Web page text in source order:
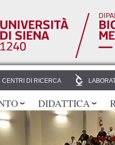
CENTRI DI RICERCA
DIDATTICA